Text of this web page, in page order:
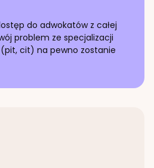
do adwokatów z całej
problem ze specjalizacji
cit) na pewno zostanie